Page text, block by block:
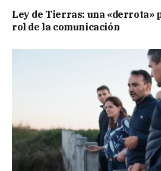
Ley de Tierras: una «derrota»
rol de la comunicación